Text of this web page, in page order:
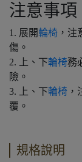
注意事項
1. 展開輪椅 ，
傷。
2. 上、下輪椅務
險。
3. 上、下輪椅
覆。
規格說明